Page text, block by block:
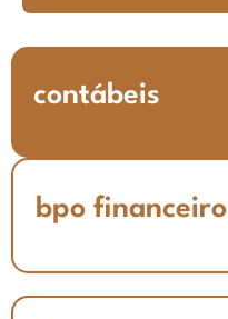
contábeis
bpo financeiro